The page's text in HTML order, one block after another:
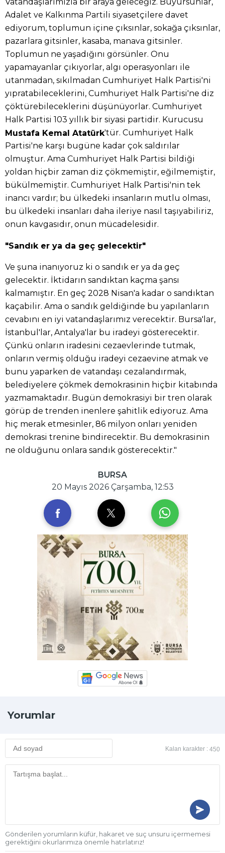
Adalet ve Kalkınma Partili siyasetçilere davet
ediyorum, toplumun içine çıksınlar, sokağa çıksınlar,
pazarlara gitsinler, kasaba, manava gitsinler.
Toplumun ne yaşadığını görsünler. Onu
yapamayanlar çıkıyorlar, algı operasyonları ile
utanmadan, sıkılmadan Cumhuriyet Halk Partisi'ni
yıpratabileceklerini, Cumhuriyet Halk Partisi'ne diz
çöktürebileceklerini düşünüyorlar. Cumhuriyet
Halk Partisi 103 yıllık bir siyasi partidir. Kurucusu
Mustafa Kemal Atatürk'tür. Cumhuriyet Halk
Partisi'ne karşı bugüne kadar çok saldırılar
olmuştur. Ama Cumhuriyet Halk Partisi bildiği
yoldan hiçbir zaman diz çökmemiştir, eğilmemiştir,
bükülmemiştir. Cumhuriyet Halk Partisi'nin tek
inancı vardır; bu ülkedeki insanların mutlu olması,
bu ülkedeki insanları daha ileriye nasıl taşıyabiliriz,
onun kavgasıdır, onun mücadelesidir.
"Sandık er ya da geç gelecektir"
Ve şuna inanıyoruz ki o sandık er ya da geç
gelecektir. İktidarın sandıktan kaçma şansı
kalmamıştır. En geç 2028 Nisan'a kadar o sandıktan
kaçabilir. Ama o sandık geldiğinde bu yapılanların
cevabını en iyi vatandaşlarımız verecektir. Bursa'lar,
İstanbul'lar, Antalya'lar bu iradeyi gösterecektir.
Çünkü onların iradesini cezaevlerinde tutmak,
onların vermiş olduğu iradeyi cezaevine atmak ve
bunu yaparken de vatandaşı cezalandırmak,
belediyelere çökmek demokrasinin hiçbir kitabında
yazmamaktadır. Bugün demokrasiyi bir tren olarak
görüp de trenden inenlere şahitlik ediyoruz. Ama
hiç merak etmesinler, 86 milyon onları yeniden
demokrasi trenine bindirecektir. Bu demokrasinin
ne olduğunu onlara sandık gösterecektir."
BURSA
20 Mayıs 2026 Çarşamba, 12:53
Yorumlar
Kalan karakter : 450
Gönderilen yorumların küfür, hakaret ve suç unsuru içermemesi
gerektiğini okurlarımıza önemle hatırlatırız!